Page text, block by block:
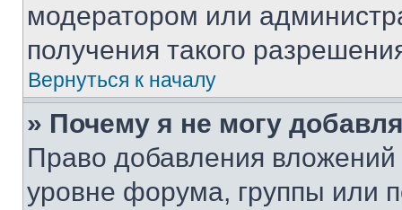
модератором или
получения такого
Вернуться к началу
» Почему я не могу
Право добавления
уровне форума, группы или